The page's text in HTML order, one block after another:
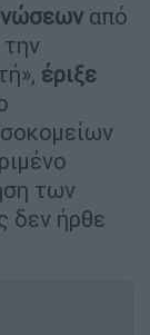
από
έριξε
των
δεν ήρθε